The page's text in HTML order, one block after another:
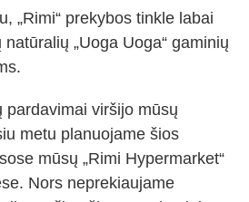
„Rimi“ prekybos tinkle labai
„Uoga Uoga“ gaminių
pardavimai viršijo mūsų
metu planuojame šios
mūsų „Rimi Hypermarket“
Nors neprekiaujame